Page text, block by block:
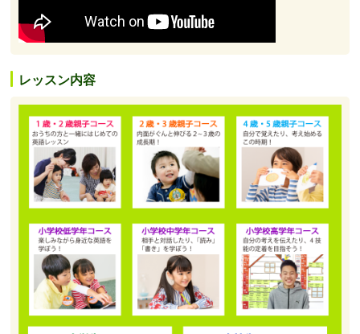
レッスン内容